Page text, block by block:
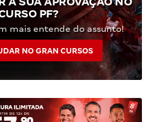
PF?
mais entende do assunto!
NO GRAN CURSOS